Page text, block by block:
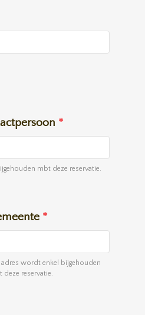
*
mbt deze reservatie.
*
adres wordt enkel bijgehouden
deze reservatie.